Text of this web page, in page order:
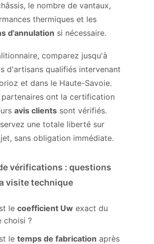
le nombre de vantaux,
thermiques et les
d'annulation si nécessaire.
comparez jusqu'à
d'artisans qualifiés intervenant
et dans le Haute-Savoie.
partenaires ont la certification
avis clients sont vérifiés.
une totale liberté sur
sans obligation immédiate.
vérifications : questions
visite technique
le coefficient Uw exact du
choisi ?
le temps de fabrication après